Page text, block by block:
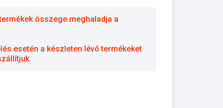
összege meghaladja a
esetén a készleten lévő termékeket